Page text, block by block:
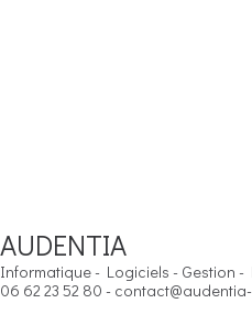
AUDENTIA
Informatique - Logiciels - Gestion -
06 62 23 52 80 -